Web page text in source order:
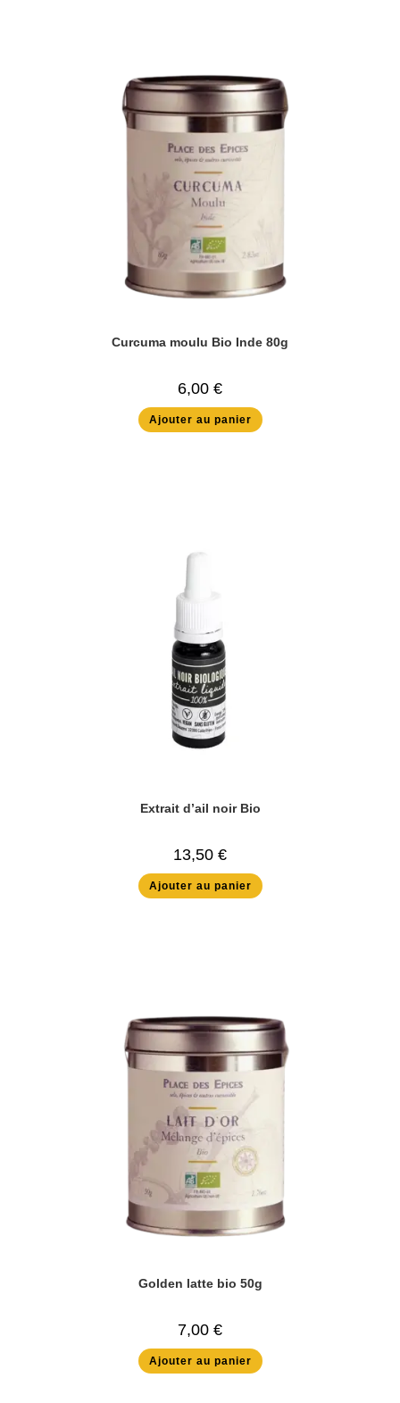
Curcuma moulu Bio Inde 80g
6,00 €
Ajouter au panier
Extrait d’ail noir Bio
13,50 €
Ajouter au panier
Golden latte bio 50g
7,00 €
Ajouter au panier